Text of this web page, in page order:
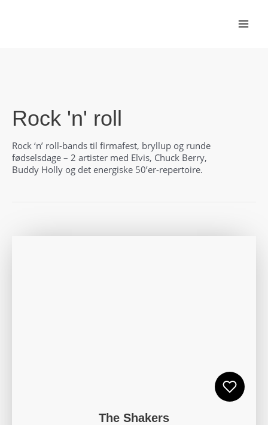
Rock 'n' roll
Rock ‘n’ roll-bands til firmafest, bryllup og runde
fødselsdage – 2 artister med Elvis, Chuck Berry,
Buddy Holly og det energiske 50’er-repertoire.
The Shakers